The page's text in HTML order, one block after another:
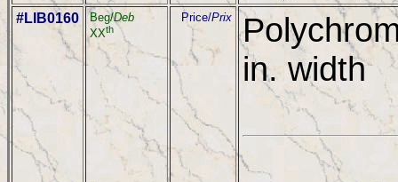
#LIB0160 Beg/Deb
XXth
Price/Prix
in. width